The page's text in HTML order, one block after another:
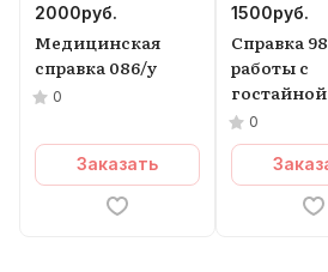
2000руб.
Медицинская
справка 086/у
0
Заказать
1500руб.
Справка
работы с
гостайной
0